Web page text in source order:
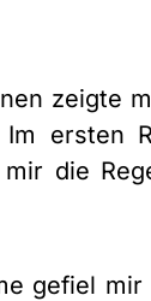
zeigte
ersten
die
gefiel